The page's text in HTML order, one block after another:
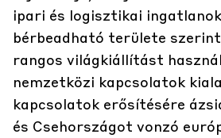
ipari és logisztikai
bérbeadható területe
rangos világkiállítást
nemzetközi kapcsolatok
kapcsolatok erősítésére
és Csehországot vonzó